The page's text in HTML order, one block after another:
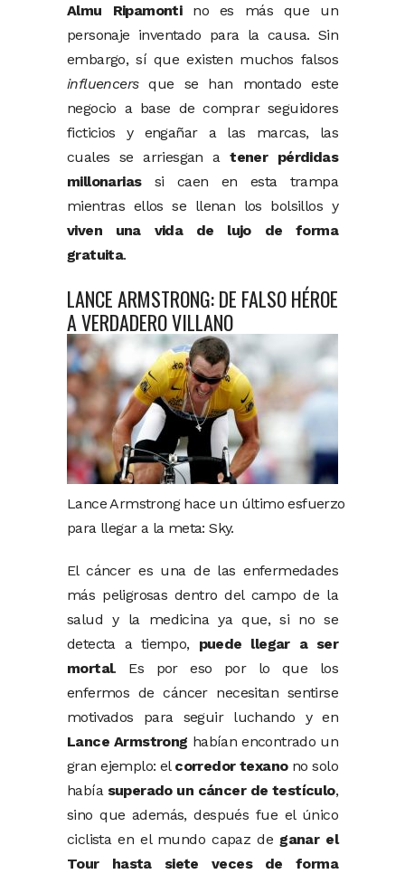
Almu Ripamontino es más que un
personaje inventado para la causa. Sin
embargo, sí que existen muchos falsos
influencersque se han montado este
negocio a base de comprar seguidores
ficticios y engañar a las marcas, las
cuales se arriesgan atener pérdidas
millonariassi caen en esta trampa
mientras ellos se llenan los bolsillos y
viven una vida de lujo de forma
gratuita.
LANCE ARMSTRONG: DE FALSO HÉROE
A VERDADERO VILLANO
Lance Armstrong hace un último esfuerzo
para llegar a la meta: Sky.
El cáncer es una de las enfermedades
más peligrosas dentro del campo de la
salud y la medicina ya que, si no se
detecta a tiempo, puede llegar a ser
mortal. Es por eso por lo que los
enfermos de cáncer necesitan sentirse
motivados para seguir luchando y en
Lance Armstrong habían encontrado un
gran ejemplo: el corredor texanono solo
había superado un cáncer de testículo,
sino que además, después fue el único
ciclista en el mundo capaz de ganar el
Tour hasta siete veces de forma